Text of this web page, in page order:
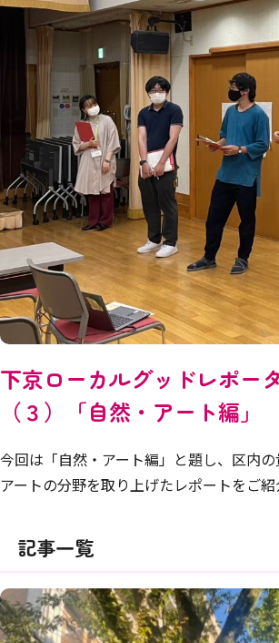
下京ローカルグッドレポー
（３）「自然・アート編」
今回は「自然・アート編」と題し、区内
アートの分野を取り上げたレポートをご紹
記事一覧